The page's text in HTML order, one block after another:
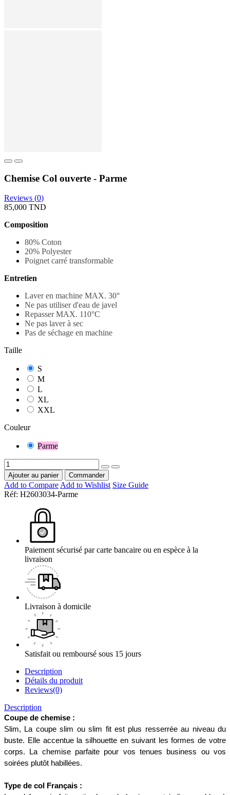
Chemise Col ouverte - Parme
Reviews (0)
85,000 TND
Composition
80% Coton
20% Polyester
Poignet carré transformable
Entretien
Laver en machine MAX. 30°
Ne pas utiliser d'eau de javel
Repasser MAX. 110°C
Ne pas laver à sec
Pas de séchage en machine
Taille
S
M
L
XL
XXL
Couleur
Parme
Ajouter au panier Commander
Add to CompareAdd to Wishlist Size Guide
Réf: H2603034-Parme
Paiement sécurisé par carte bancaire ou en espèce à la
livraison
Livraison à domicile
Satisfait ou remboursé sous 15 jours
Description
Détails du produit
Reviews(0)
Description
Coupe de chemise :
Slim, La coupe slim ou slim fit est plus resserrée au niveau du
buste. Elle accentue la silhouette en suivant les formes de votre
corps. La chemise parfaite pour vos tenues business ou vos
soirées plutôt habillées.
Type de col Français :